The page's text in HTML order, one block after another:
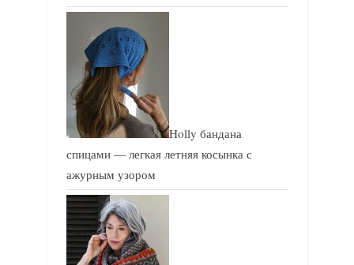
Holly бандана
спицами — легкая летняя косынка с
ажурным узором